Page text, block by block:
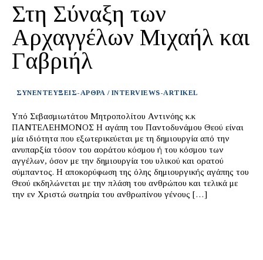
Στη Σύναξη των
Αρχαγγέλων Μιχαήλ και
Γαβριήλ
ΣΥΝΕΝΤΕΥΞΕΙΣ-ΑΡΘΡΑ / INTERVIEWS-ARTIKEL
Υπό Σεβασμιωτάτου Μητροπολίτου Αντινόης κ.κ
ΠΑΝΤΕΛΕΗΜΟΝΟΣ Η αγάπη του Παντοδυνάμου Θεού είναι
μία ιδιότητα που εξωτερικεύεται με τη δημιουργία από την
ανυπαρξία τόσον του αοράτου κόσμου ή του κόσμου των
αγγέλων, όσον με την δημιουργία του υλικού και ορατού
σύμπαντος. Η αποκορύφωση της όλης δημιουργικής αγάπης του
Θεού εκδηλώνεται με την πλάση του ανθρώπου και τελικά με
την εν Χριστώ σωτηρία του ανθρωπίνου γένους […]